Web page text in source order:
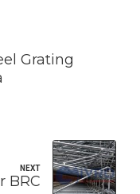
Grating
NEXT
BRC